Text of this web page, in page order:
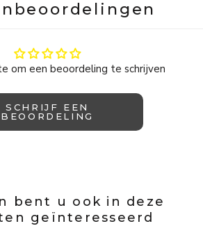
om een beoordeling te schrijven
SCHRIJF EEN
BEOORDELING
bent u ook in deze
geïnteresseerd